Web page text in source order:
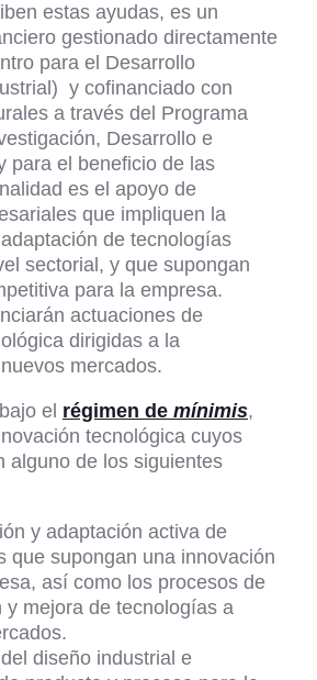
estas ayudas, es un
gestionado directamente
para el Desarrollo
y cofinanciado con
a través del Programa
Desarrollo e
para el beneficio de las
es el apoyo de
que impliquen la
de tecnologías
sectorial, y que supongan
para la empresa.
actuaciones de
dirigidas a la
mercados.
el régimen de mínimis,
tecnológica cuyos
alguno de los siguientes
y adaptación activa de
que supongan una innovación
así como los procesos de
y mejora de tecnologías a
diseño industrial e